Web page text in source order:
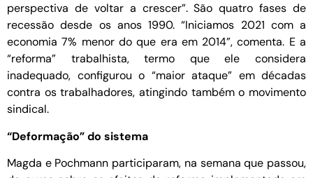
perspectiva de voltar a crescer”. São quatro fases de
recessão desde os anos 1990. “Iniciamos 2021 com a
economia 7% menor do que era em 2014”, comenta. E a
“reforma” trabalhista, termo que ele considera
inadequado, configurou o “maior ataque” em décadas
contra os trabalhadores, atingindo também o movimento
sindical.
“Deformação” do sistema
Magda e Pochmann participaram, na semana que passou,